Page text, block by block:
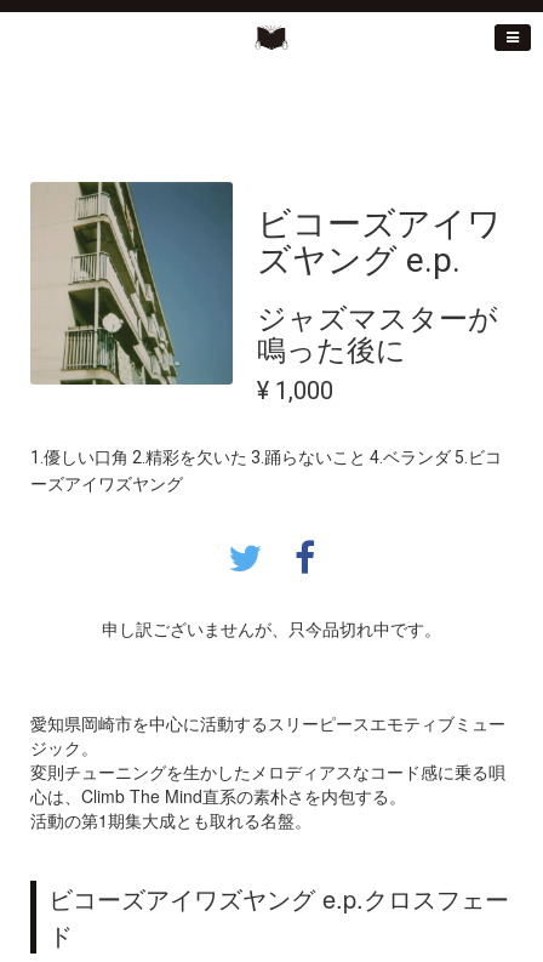
ビコーズアイワ
ズヤング e.p.
ジャズマスターが
鳴った後に
¥ 1,000
1.優しい口角 2.精彩を欠いた 3.踊らないこと 4.ベランダ 5.ビコ
ーズアイワズヤング
申し訳ございませんが、只今品切れ中です。
愛知県岡崎市を中心に活動するスリーピースエモティブミュー
ジック。
変則チューニングを生かしたメロディアスなコード感に乗る唄
心は、Climb The Mind直系の素朴さを内包する。
活動の第1期集大成とも取れる名盤。
ビコーズアイワズヤング e.p.クロスフェー
ド